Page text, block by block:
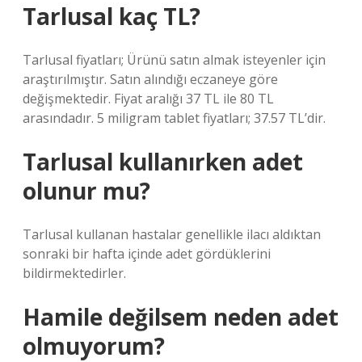
Tarlusal kaç TL?
Tarlusal fiyatları; Ürünü satın almak isteyenler için
araştırılmıştır. Satın alındığı eczaneye göre
değişmektedir. Fiyat aralığı 37 TL ile 80 TL
arasındadır. 5 miligram tablet fiyatları; 37.57 TL’dir.
Tarlusal kullanırken adet
olunur mu?
Tarlusal kullanan hastalar genellikle ilacı aldıktan
sonraki bir hafta içinde adet gördüklerini
bildirmektedirler.
Hamile değilsem neden adet
olmuyorum?